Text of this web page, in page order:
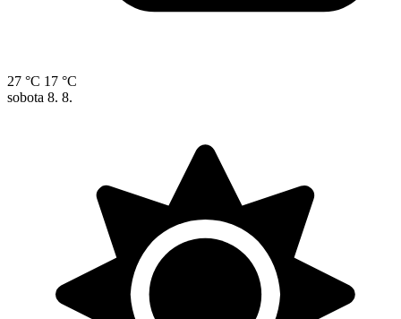
27 °C 17 °C
sobota 8. 8.